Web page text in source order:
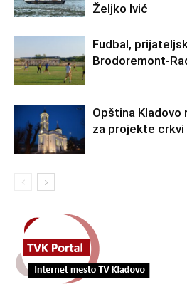
Željko Ivić
Fudbal,
Brodoremont-
Opština Kladovo
za projekte crkvi